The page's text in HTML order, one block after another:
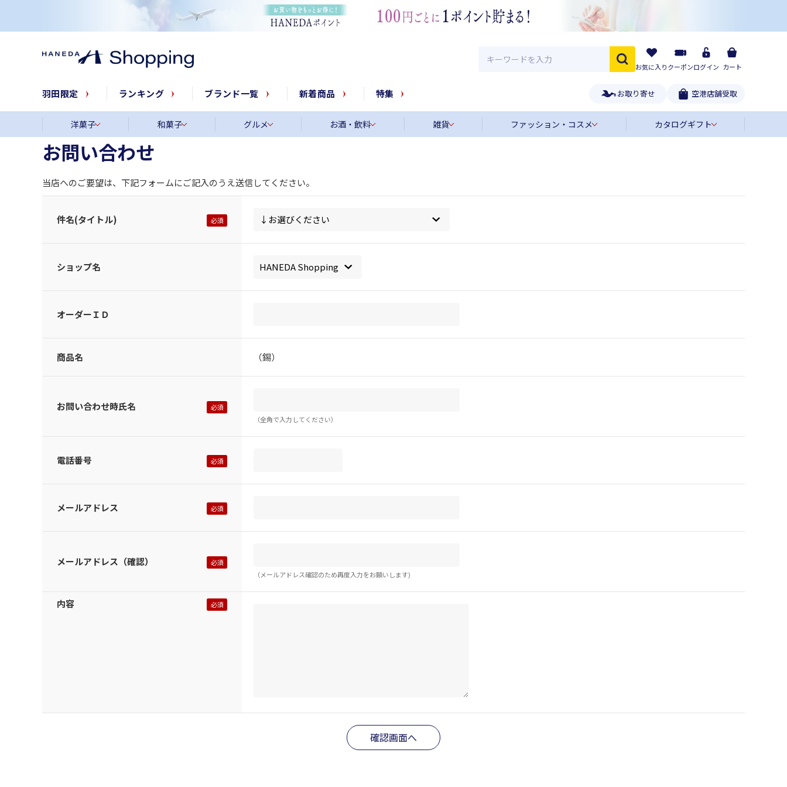
お気に入りクーポンログイン カート
羽田限定 ランキング ブランド一覧 新着商品 特集 お取り寄せ 空港店舗受取
洋菓子 和菓子 グルメ お酒・飲料 雑貨 ファッション・コスメ カタログギフト
お問い合わせ
当店へのご要望は、下記フォームにご記入のうえ送信してください。
件名(タイトル)
ショップ名
オーダーＩＤ
商品名 （錫）
お問い合わせ時氏名
（全角で入力してください）
電話番号
メールアドレス
メールアドレス（確認）
（メールアドレス確認のため再度入力をお願いします)
内容